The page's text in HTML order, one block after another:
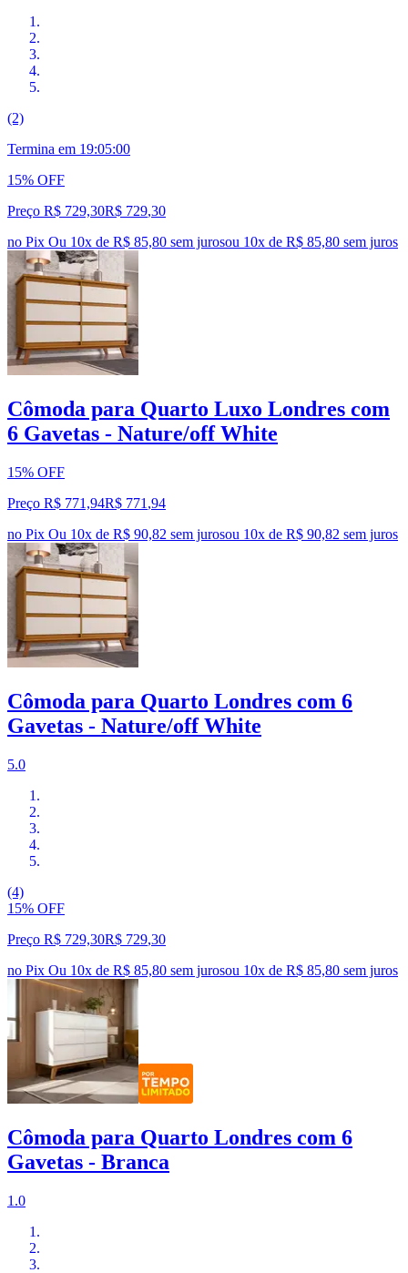
(2)
Termina em 19:04:59
15% OFF
Preço R$ 729,30R$ 729,30
no Pix Ou 10x de R$ 85,80 sem jurosou 10x de R$ 85,80 sem juros
Cômoda para Quarto Luxo Londres com
6 Gavetas - Nature/off White
15% OFF
Preço R$ 771,94R$ 771 ,94
no Pix Ou 10x de R$ 90,82 sem jurosou 10x de R$ 90,82 sem juros
Cômoda para Quarto Londres com 6
Gavetas - Nature/off White
5.0
(4)
15% OFF
Preço R$ 729,30R$ 729,30
no Pix Ou 10x de R$ 85,80 sem jurosou 10x de R$ 85,80 sem juros
Cômoda para Quarto Londres com 6
Gavetas - Branca
1.0